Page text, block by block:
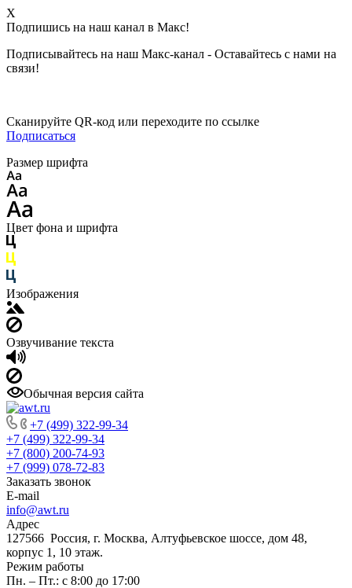
X
Подпишись на наш канал в Макс!
Подписывайтесь на наш Макс-канал - Оставайтесь с нами на
связи!
Сканируйте QR-код или переходите по ссылке
Подписаться
Размер шрифта
Цвет фона и шрифта
Изображения
Озвучивание текста
Обычная версия сайта
+7 (499) 322-99-34
+7 (499) 322-99-34
+7 (800) 200-74-93
+7 (999) 078-72-83
Заказать звонок
E-mail
info@awt.ru
Адрес
127566 Россия, г. Москва, Алтуфьевское шоссе, дом 48,
корпус 1, 10 этаж.
Режим работы
Пн. – Пт.: с 8:00 до 17:00